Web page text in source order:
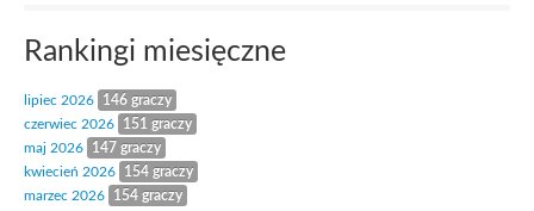
Rankingi miesięczne
lipiec 2026
146 graczy
czerwiec 2026
151 graczy
maj 2026
147 graczy
kwiecień 2026
154 graczy
marzec 2026
154 graczy